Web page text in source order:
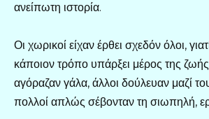
ανείπωτη ιστορία.
Οι χωρικοί είχαν έρθει σχεδόν όλοι,
κάποιον τρόπο υπάρξει μέρος της
αγόραζαν γάλα, άλλοι δούλευαν μαζί
πολλοί απλώς σέβονταν τη σιωπηλή,